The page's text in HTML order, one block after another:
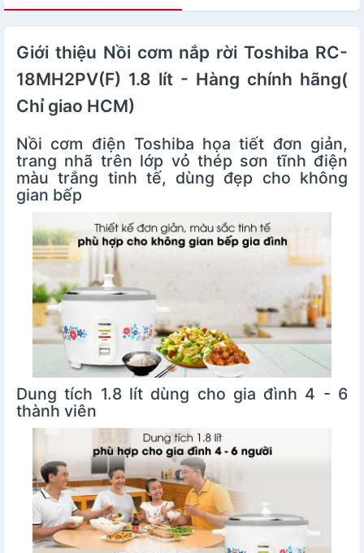
Giới thiệu Nồi cơm nắp rời Toshiba RC-
18MH2PV(F) 1.8 lít - Hàng chính hãng(
Chỉ giao HCM)
Nồi cơm điện Toshiba họa tiết đơn giản,
trang nhã trên lớp vỏ thép sơn tĩnh điện
màu trắng tinh tế, dùng đẹp cho không
gian bếp
Dung tích 1.8 lít dùng cho gia đình 4 - 6
thành viên